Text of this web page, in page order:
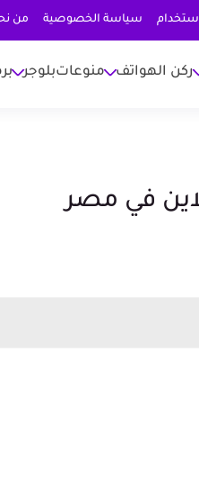
سياسة الخصوصية من
ركن الهواتف منوعاتبلوجر
في مصر